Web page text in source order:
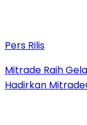
Pers Rilis
Mitrade Raih
Hadirkan